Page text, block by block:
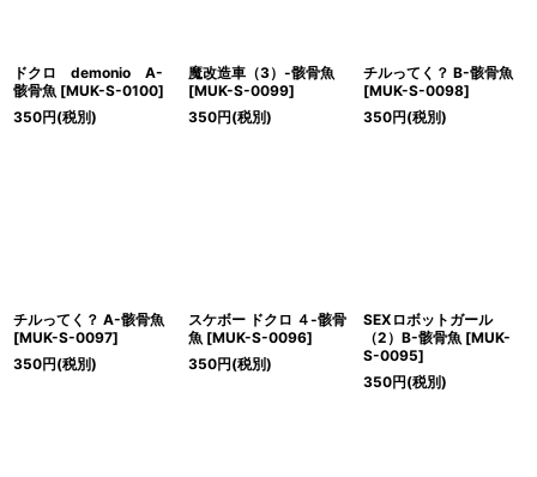
ドクロ demonio A-
骸骨魚 [MUK-S-0100]
350円(税別)
魔改造車（3）-骸骨魚
[MUK-S-0099]
350円(税別)
チルってく？ B-骸骨魚
[MUK-S-0098]
350円(税別)
チルってく？ A-骸骨魚
[MUK-S-0097]
350円(税別)
スケボー ドクロ ４-骸骨
魚 [MUK-S-0096]
350円(税別)
SEXロボットガール
（2）B-骸骨魚 [MUK-
S-0095]
350円(税別)